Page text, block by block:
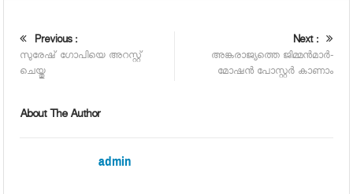
Previous :
സുരേഷ് ഗോപിയെ അറസ്റ്റ്
ചെയ്തു
Next :
അങ്കരാജ്യത്തെ ജിമ്മന്‍മാര്‍-
മോഷന്‍ പോസ്റ്റര്‍ കാണാം
About The Author
admin